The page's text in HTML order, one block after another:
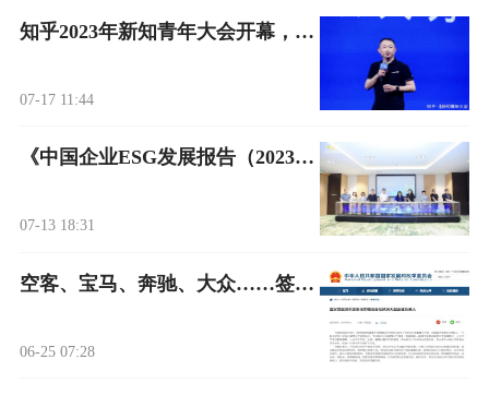
知乎2023年新知青年大会开幕，周源称：新职人是中国社会的支撑力量
07-17 11:44
《中国企业ESG发展报告（2023）》在京发布，社会价值的创造带来商业价值的共生
07-13 18:31
空客、宝马、奔驰、大众……签了！
06-25 07:28